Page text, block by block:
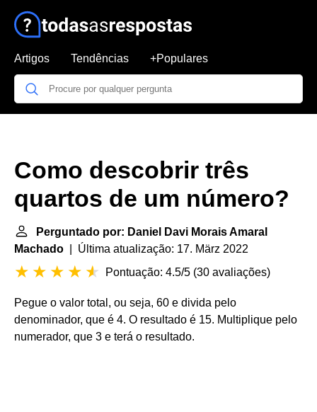
Artigos Tendências +Populares
Como descobrir três
quartos de um número?
Perguntado por: Daniel Davi Morais Amaral
Machado | Última atualização: 17. März 2022
Pontuação: 4.5/5 (30 avaliações)
Pegue o valor total, ou seja, 60 e divida pelo
denominador, que é 4. O resultado é 15. Multiplique pelo
numerador, que 3 e terá o resultado.